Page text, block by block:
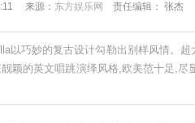
来源： 东方娱乐网 责任编辑： 张杰
以巧妙的复古设计勾勒出别样风情。
颖的英文唱跳演绎风格,欧美范十足,尽